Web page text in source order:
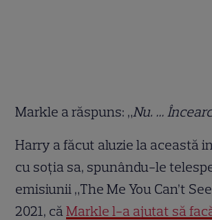
Markle a răspuns: „Nu. …
Harry a făcut aluzie la această
cu soția sa, spunându-le
emisiunii „The Me You Can’t
2021, căMarkle l-a ajutat să